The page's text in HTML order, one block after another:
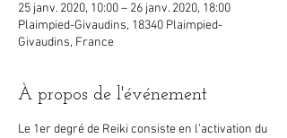
25 janv. 2020, 10:00 – 26 janv. 2020, 18:00
Plaimpied-Givaudins, 18340 Plaimpied-
Givaudins, France
À propos de l'événement
Le 1er degré de Reiki consiste en l’activation du